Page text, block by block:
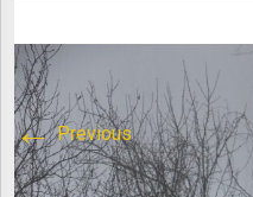
content/plugins/breadcrumb-
←Previous